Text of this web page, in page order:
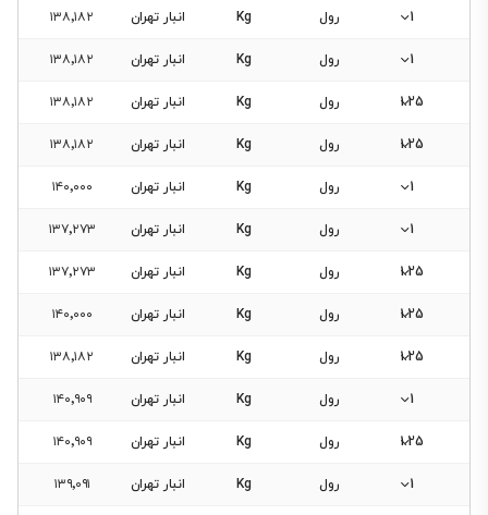
1 رول Kg انبار تهران ۱۳۸٬۱۸۲
1 رول Kg انبار تهران ۱۳۸٬۱۸۲
1.25 رول Kg انبار تهران ۱۳۸٬۱۸۲
1.25 رول Kg انبار تهران ۱۳۸٬۱۸۲
1 رول Kg انبار تهران ۱۴۰٬۰۰۰
1 رول Kg انبار تهران ۱۳۷٬۲۷۳
1.25 رول Kg انبار تهران ۱۳۷٬۲۷۳
1.25 رول Kg انبار تهران ۱۴۰٬۰۰۰
1.25 رول Kg انبار تهران ۱۳۸٬۱۸۲
1 رول Kg انبار تهران ۱۴۰٬۹۰۹
1.25 رول Kg انبار تهران ۱۴۰٬۹۰۹
1 رول Kg انبار تهران ۱۳۹٬۰۹۱